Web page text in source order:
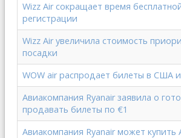
Wizz Air сокращает время
регистрации
Wizz Air увеличила стоимость
посадки
WOW air распродает билеты в США
Авиакомпания Ryanair заявила о
продавать билеты по €1
Авиакомпания Ryanair может купить